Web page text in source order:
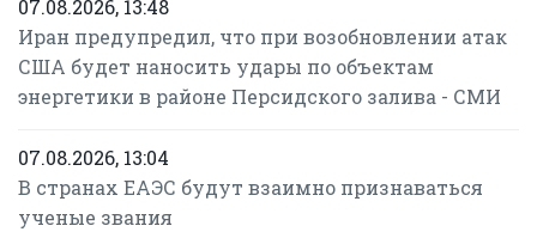
07.08.2026, 13:48
Иран предупредил, что при возобновлении атак
США будет наносить удары по объектам
энергетики в районе Персидского залива - СМИ
07.08.2026, 13:04
В странах ЕАЭС будут взаимно признаваться
ученые звания